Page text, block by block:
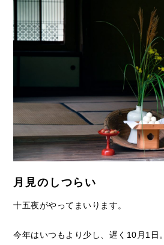
月見のしつらい
十五夜がやってまいります。
今年はいつもより少し、遅く10月1日。